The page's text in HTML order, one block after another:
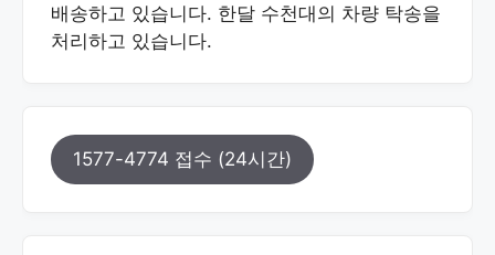
배송하고 있습니다. 한달 수천대의 차량 탁송을
처리하고 있습니다.
1577-4774 접수 (24시간)